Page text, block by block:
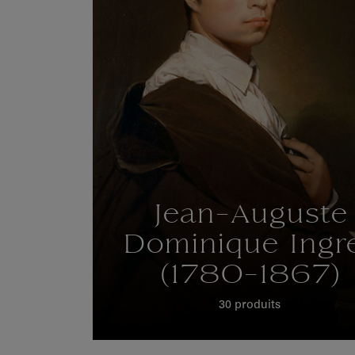
Jean-Auguste
Dominique
(1780-1867)
30 produits